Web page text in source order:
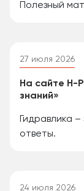
Полезный
27 июля 2026
На сайте H-
знаний»
Гидравлика
ответы.
24 июля 2026